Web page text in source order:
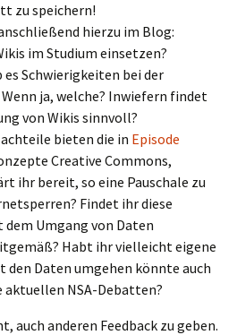
zu speichern!
hierzu im Blog:
im Studium einsetzen?
es Schwierigkeiten bei der
ja, welche? Inwiefern findet
von Wikis sinnvoll?
bieten die in Episode
Creative Commons,
ihr bereit, so eine Pauschale zu
Findet ihr diese
Umgang von Daten
Habt ihr vielleicht eigene
den Daten umgehen könnte auch
aktuellen NSA-Debatten?
auch anderen Feedback zu geben.